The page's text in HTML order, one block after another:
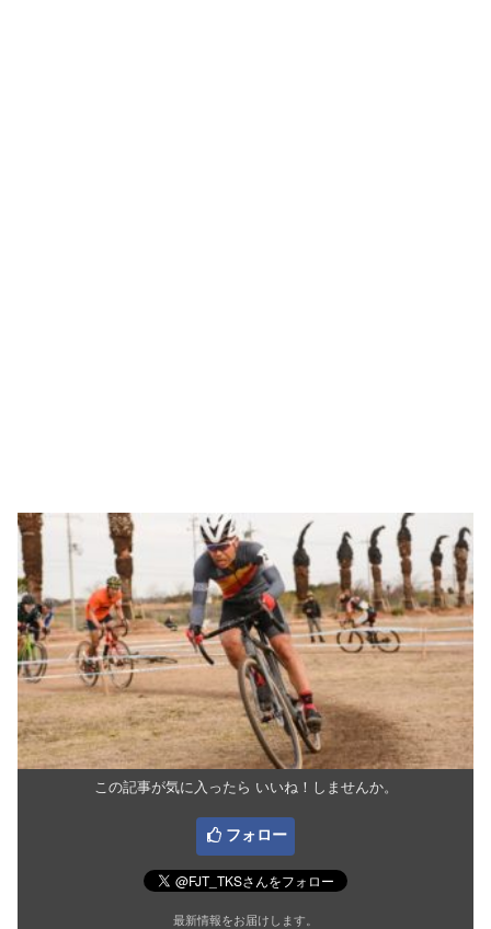
この記事が気に入ったら いいね！しませんか。
フォロー
最新情報をお届けします。